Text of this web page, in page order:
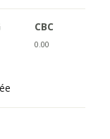
CBC
0.00